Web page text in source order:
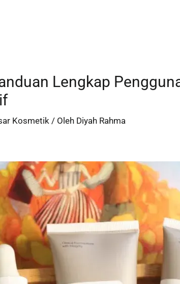
Lengkap
Kosmetik / Oleh Diyah Rahma